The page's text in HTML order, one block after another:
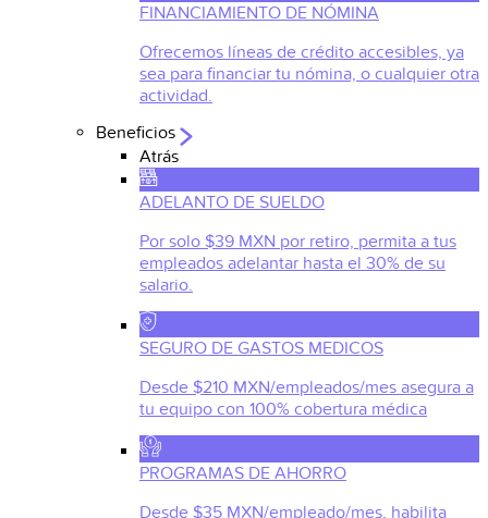
FINANCIAMIENTO DE NÓMINA
Ofrecemos líneas de crédito accesibles, ya
sea para financiar tu nómina, o cualquier otra
actividad.
Beneficios
Atrás
ADELANTO DE SUELDO
Por solo $39 MXN por retiro, permita a tus
empleados adelantar hasta el 30% de su
salario.
SEGURO DE GASTOS MEDICOS
Desde $210 MXN/empleados/mes asegura a
tu equipo con 100% cobertura médica
PROGRAMAS DE AHORRO
Desde $35 MXN/empleado/mes, habilita